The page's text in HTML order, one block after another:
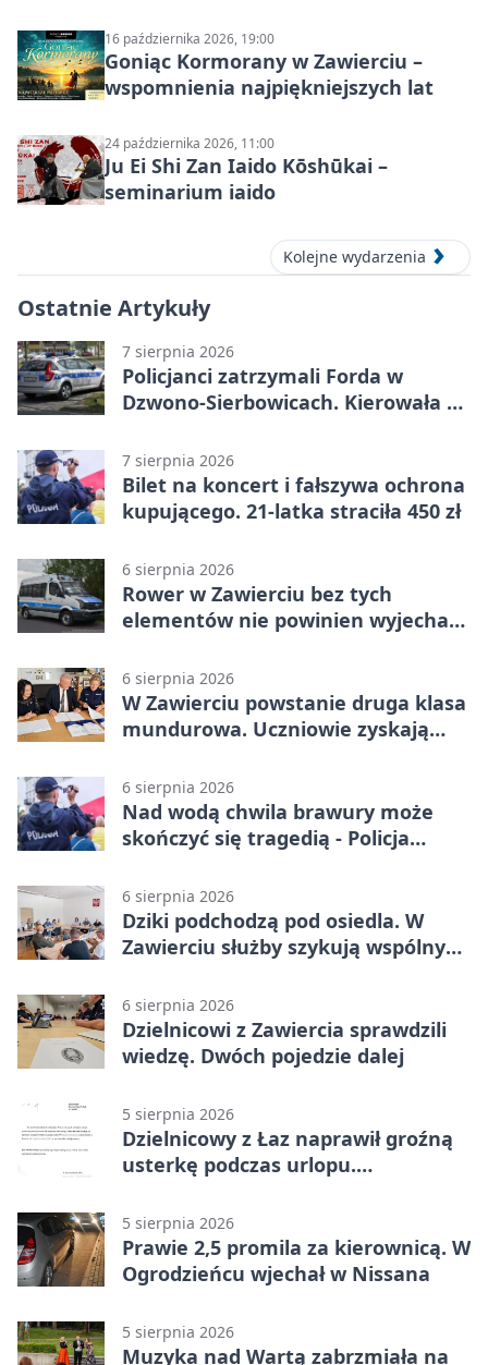
16 października 2026, 19:00
Goniąc Kormorany w Zawierciu –
wspomnienia najpiękniejszych lat
24 października 2026, 11:00
Ju Ei Shi Zan Iaido Kōshūkai –
seminarium iaido
Kolejne wydarzenia
Ostatnie Artykuły
7 sierpnia 2026
Policjanci zatrzymali Forda w
Dzwono-Sierbowicach. Kierowała po
7 sierpnia 2026
Bilet na koncert i fałszywa ochrona
kupującego. 21-latka straciła 450 zł
6 sierpnia 2026
Rower w Zawierciu bez tych
elementów nie powinien wyjechać
6 sierpnia 2026
W Zawierciu powstanie druga klasa
mundurowa. Uczniowie zyskają
6 sierpnia 2026
Nad wodą chwila brawury może
skończyć się tragedią - Policja
6 sierpnia 2026
Dziki podchodzą pod osiedla. W
Zawierciu służby szykują wspólny
6 sierpnia 2026
Dzielnicowi z Zawiercia sprawdzili
wiedzę. Dwóch pojedzie dalej
5 sierpnia 2026
Dzielnicowy z Łaz naprawił groźną
usterkę podczas urlopu.
5 sierpnia 2026
Prawie 2,5 promila za kierownicą. W
Ogrodzieńcu wjechał w Nissana
5 sierpnia 2026
Muzyka nad Wartą zabrzmiała na